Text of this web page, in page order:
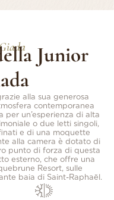
Junior
alla sua generosa
contemporanea
per un’esperienza di alta
o due letti singoli,
e di una moquette
alla camera è dotato di
punto di forza di questa
esterno, che offre una
Resort, sulle
baia di Saint-Raphaël.